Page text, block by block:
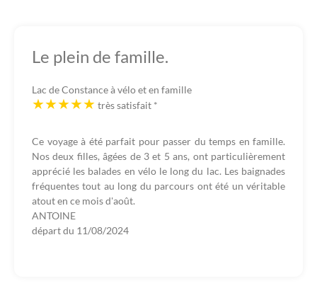
Le plein de famille.
Lac de Constance à vélo et en famille
très satisfait *
Ce voyage à été parfait pour passer du temps en famille.
Nos deux filles, âgées de 3 et 5 ans, ont particulièrement
apprécié les balades en vélo le long du lac. Les baignades
fréquentes tout au long du parcours ont été un véritable
atout en ce mois d'août.
ANTOINE
départ du 11/08/2024